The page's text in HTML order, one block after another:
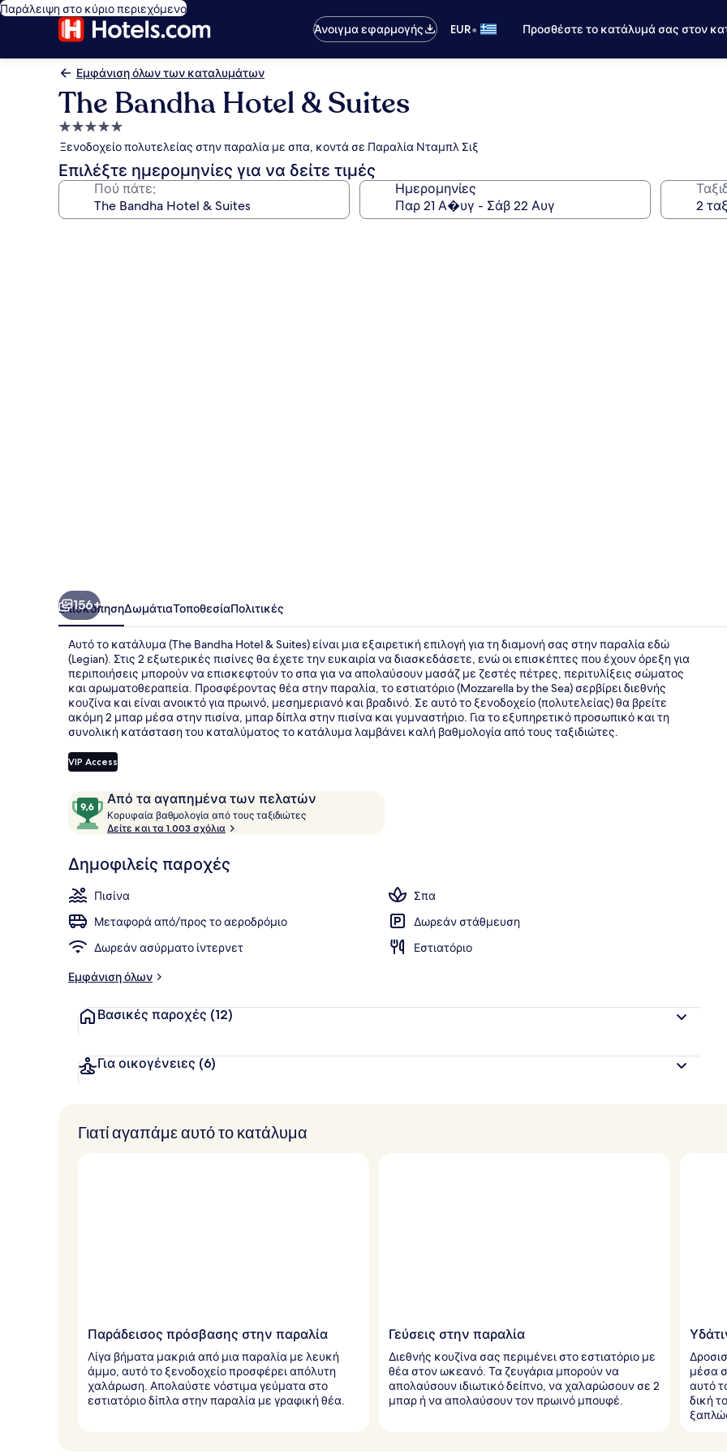
Παράλειψη στο κύριο περιεχόμενο
Άνοιγμα εφαρμογής
EUR• Προσθέστε το κατάλυμά σας στον
Εμφάνιση όλων των καταλυμάτων
The Bandha Hotel & Suites
Κατάλυμα
με
5.0
αστέρια
Ξενοδοχείο πολυτελείας στην παραλία με σπα, κοντά σε Παραλία Νταμπλ Σιξ
Επιλέξτε ημερομηνίες για να δείτε τιμές
Πού πάτε; Ημερομηνίες
156+
ΕπισκόπησηΔωμάτιαΤοποθεσίαΠολιτικές
Αυτό το κατάλυμα (The Bandha Hotel & Suites) είναι μια εξαιρετική επιλογή για τη διαμονή σας στην παραλία εδώ
(Legian). Στις 2 εξωτερικές πισίνες θα έχετε την ευκαιρία να διασκεδάσετε, ενώ οι επισκέπτες που έχουν όρεξη για
περιποιήσεις μπορούν να επισκεφτούν το σπα για να απολαύσουν μασάζ με ζεστές πέτρες, περιτυλίξεις σώματος
και αρωματοθεραπεία. Προσφέροντας θέα στην παραλία, το εστιατόριο (Mozzarella by the Sea) σερβίρει διεθνής
κουζίνα και είναι ανοικτό για πρωινό, μεσημεριανό και βραδινό. Σε αυτό το ξενοδοχείο (πολυτελείας) θα βρείτε
ακόμη 2 μπαρ μέσα στην πισίνα, μπαρ δίπλα στην πισίνα και γυμναστήριο. Για το εξυπηρετικό προσωπικό και τη
συνολική κατάσταση του καταλύματος το κατάλυμα λαμβάνει καλή βαθμολογία από τους ταξιδιώτες.
VIP Access
ΣχόλιαΑπό τα αγαπημένα των πελατών
9,6
στα
10,
τα
των
πελατών
Κορυφαία βαθμολογία από τους ταξιδιώτες
ο
τ
ε
ς
Δείτε και τα 1.003 σχόλια
Δημοφιλείς παροχές
Πισίνα
Σπα
Μεταφορά από/προς το αεροδρόμιο
Δωρεάν στάθμευση
Δωρεάν ασύρματο ίντερνετ
Εστιατόριο
Εμφάνιση όλων
Βασικές παροχές (12)
Για οικογένειες (6)
Γιατί αγαπάμε αυτό το κατάλυμα
Παράδεισος πρόσβασης στην παραλία
Λίγα βήματα μακριά από μια παραλία με λευκή
άμμο, αυτό το ξενοδοχείο προσφέρει απόλυτη
χαλάρωση. Απολαύστε νόστιμα γεύματα στο
εστιατόριο δίπλα στην παραλία με γραφική θέα.
Γεύσεις στην παραλία
Διεθνής κουζίνα σας περιμένει στο εστιατόριο με
θέα στον ωκεανό. Τα ζευγάρια μπορούν να
απολαύσουν ιδιωτικό δείπνο, να χαλαρώσουν σε 2
μπαρ ή να απολαύσουν τον πρωινό μπουφέ.
μέσα
αυτό
δική